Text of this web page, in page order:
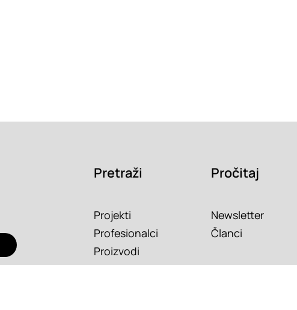
Pretraži
Projekti
Profesionalci
Proizvodi
Pročitaj
Newsletter
Članci